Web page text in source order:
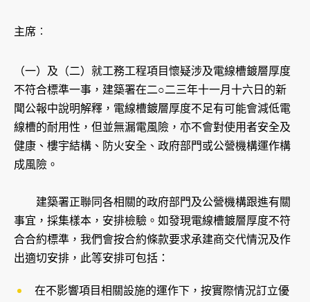
主席︰
（一）及（二）就工務工程項目懷疑涉及電線槽鍍層厚度
不符合標準一事，建築署在二○二三年十一月十六日的新
聞公報中說明解釋，電線槽鍍層厚度不足有可能會減低電
線槽的耐用性，但並無漏電風險，亦不會對使用者安全及
健康、樓宇結構、防火安全、政府部門或公營機構運作構
成風險。
建築署正聯同各相關的政府部門及公營機構跟進有關
事宜，採集樣本，安排檢驗。如發現電線槽鍍層厚度不符
合合約標準，我們會按合約條款要求承建商交代情況及作
出適切安排，此等安排可包括：
在不影響項目相關設施的運作下，按實際情況訂立優